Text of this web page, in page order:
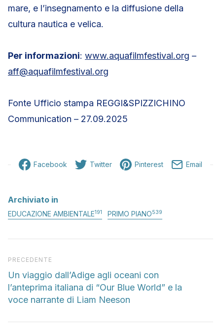
mare, e l’insegnamento e la diffusione della
cultura nautica e velica.
Per informazioni: www.aquafilmfestival.org –
aff@aquafilmfestival.org
Fonte Ufficio stampa REGGI&SPIZZICHINO
Communication – 27.09.2025
Facebook Twitter Pinterest Email
Archiviato in
EDUCAZIONE AMBIENTALE191 PRIMO PIANO539
Articolo precedente
PRECEDENTE
Un viaggio dall’Adige agli oceani con
l’anteprima italiana di “Our Blue World” e la
voce narrante di Liam Neeson